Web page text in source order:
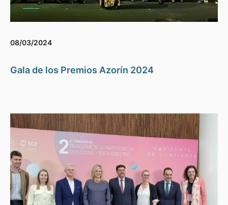
08/03/2024
Gala de los Premios Azorín 2024